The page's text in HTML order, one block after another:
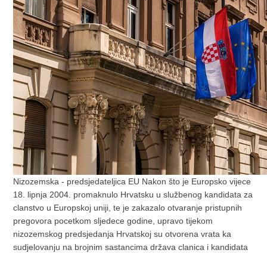
Nizozemska - predsjedateljica EU Nakon što je Europsko vijece
18. lipnja 2004. promaknulo Hrvatsku u službenog kandidata za
clanstvo u Europskoj uniji, te je zakazalo otvaranje pristupnih
pregovora pocetkom sljedece godine, upravo tijekom
nizozemskog predsjedanja Hrvatskoj su otvorena vrata ka
sudjelovanju na brojnim sastancima država clanica i kandidata